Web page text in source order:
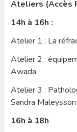
Ateliers (Accès
14h à 16h :
Atelier 1 : La
Atelier 2 :
Awada
Atelier 3 :
Sandra Maleysson
16h à 18h